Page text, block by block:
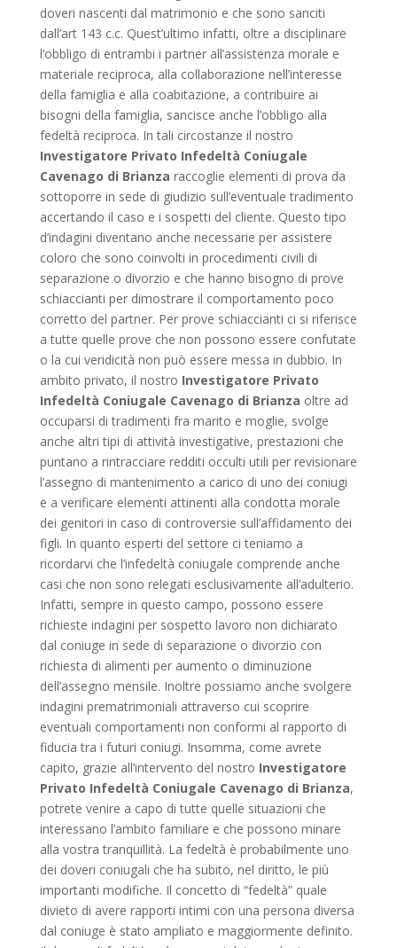
doveri nascenti dal matrimonio e che sono sanciti
dall’art 143 c.c. Quest’ultimo infatti, oltre a disciplinare
l’obbligo di entrambi i partner all’assistenza morale e
materiale reciproca, alla collaborazione nell’interesse
della famiglia e alla coabitazione, a contribuire ai
bisogni della famiglia, sancisce anche l’obbligo alla
fedeltà reciproca. In tali circostanze il nostro
Investigatore Privato Infedeltà Coniugale
Cavenago di Brianza raccoglie elementi di prova da
sottoporre in sede di giudizio sull’eventuale tradimento
accertando il caso e i sospetti del cliente. Questo tipo
d’indagini diventano anche necessarie per assistere
coloro che sono coinvolti in procedimenti civili di
separazione o divorzio e che hanno bisogno di prove
schiaccianti per dimostrare il comportamento poco
corretto del partner. Per prove schiaccianti ci si riferisce
a tutte quelle prove che non possono essere confutate
o la cui veridicità non può essere messa in dubbio. In
ambito privato, il nostro Investigatore Privato
Infedeltà Coniugale Cavenago di Brianza oltre ad
occuparsi di tradimenti fra marito e moglie, svolge
anche altri tipi di attività investigative, prestazioni che
puntano a rintracciare redditi occulti utili per revisionare
l’assegno di mantenimento a carico di uno dei coniugi
e a verificare elementi attinenti alla condotta morale
dei genitori in caso di controversie sull’affidamento dei
figli. In quanto esperti del settore ci teniamo a
ricordarvi che l’infedeltà coniugale comprende anche
casi che non sono relegati esclusivamente all’adulterio.
Infatti, sempre in questo campo, possono essere
richieste indagini per sospetto lavoro non dichiarato
dal coniuge in sede di separazione o divorzio con
richiesta di alimenti per aumento o diminuzione
dell’assegno mensile. Inoltre possiamo anche svolgere
indagini prematrimoniali attraverso cui scoprire
eventuali comportamenti non conformi al rapporto di
fiducia tra i futuri coniugi. Insomma, come avrete
capito, grazie all’intervento del nostro Investigatore
Privato Infedeltà Coniugale Cavenago di Brianza,
potrete venire a capo di tutte quelle situazioni che
interessano l’ambito familiare e che possono minare
alla vostra tranquillità. La fedeltà è probabilmente uno
dei doveri coniugali che ha subito, nel diritto, le più
importanti modifiche. Il concetto di “fedeltà” quale
divieto di avere rapporti intimi con una persona diversa
dal coniuge è stato ampliato e maggiormente definito.